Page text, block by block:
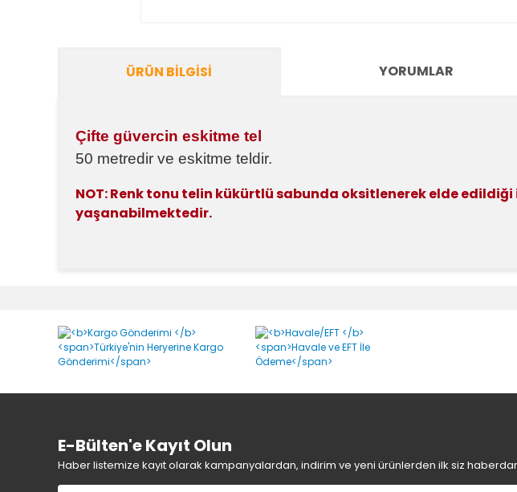
ÜRÜN BILGISI YORUMLAR
Çifte güvercin eskitme tel
50 metredir ve eskitme teldir.
NOT:Renk tonu telin kükürtlü sabunda oksitlenerek elde
yaşanabilmektedir.
Ürün resmi kalitesiz, bozuk veya görüntülenemiyor.
Ürün açıklamasında eksik bilgiler bulunuyor.
Ürün bilgilerinde hatalar bulunuyor.
Ürün fiyatı diğer sitelerden daha pahalı.
E-Bülten'e Kayıt Olun
Haber listemize kayıt olarak kampanyalardan, indirim ve yeni ürünlerden ilk siz